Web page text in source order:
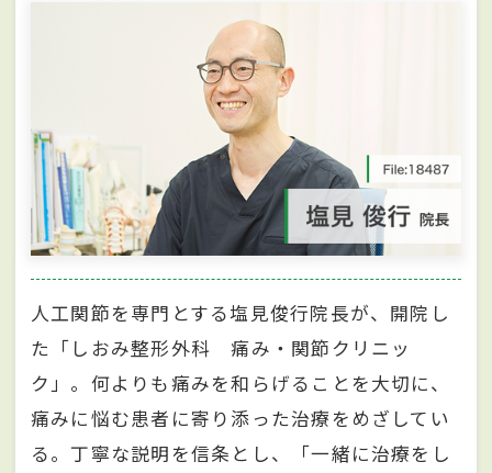
人工関節を専門とする塩見俊行院長が、開院し
た「しおみ整形外科 痛み・関節クリニッ
ク」。何よりも痛みを和らげることを大切に、
痛みに悩む患者に寄り添った治療をめざしてい
る。丁寧な説明を信条とし、「一緒に治療をし